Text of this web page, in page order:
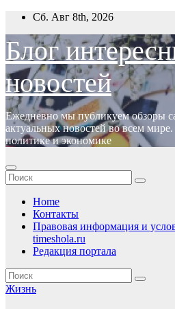
Перейти
содержимому
Сб. Авг 8th, 2026
Блог
новостей
Ежедневно мы публикуем обзоры
актуальных новостей во всем
политике и экономике
Home
Контакты
Правовая информация и
timeshola.ru
Редакция портала
Жизнь